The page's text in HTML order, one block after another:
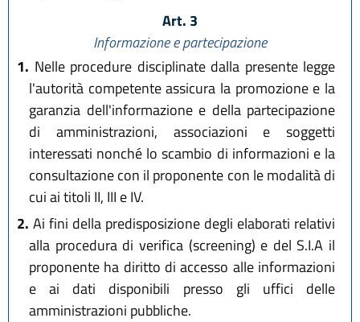
Art. 3
Informazione e partecipazione
1. Nelle procedure disciplinate dalla presente legge
l'autorità competente assicura la promozione e la
garanzia dell'informazione e della partecipazione
di amministrazioni, associazioni e soggetti
interessati nonché lo scambio di informazioni e la
consultazione con il proponente con le modalità di
cui ai titoli II, III e IV.
2. Ai fini della predisposizione degli elaborati relativi
alla procedura di verifica (screening) e del S.I.A il
proponente ha diritto di accesso alle informazioni
e ai dati disponibili presso gli uffici delle
amministrazioni pubbliche.